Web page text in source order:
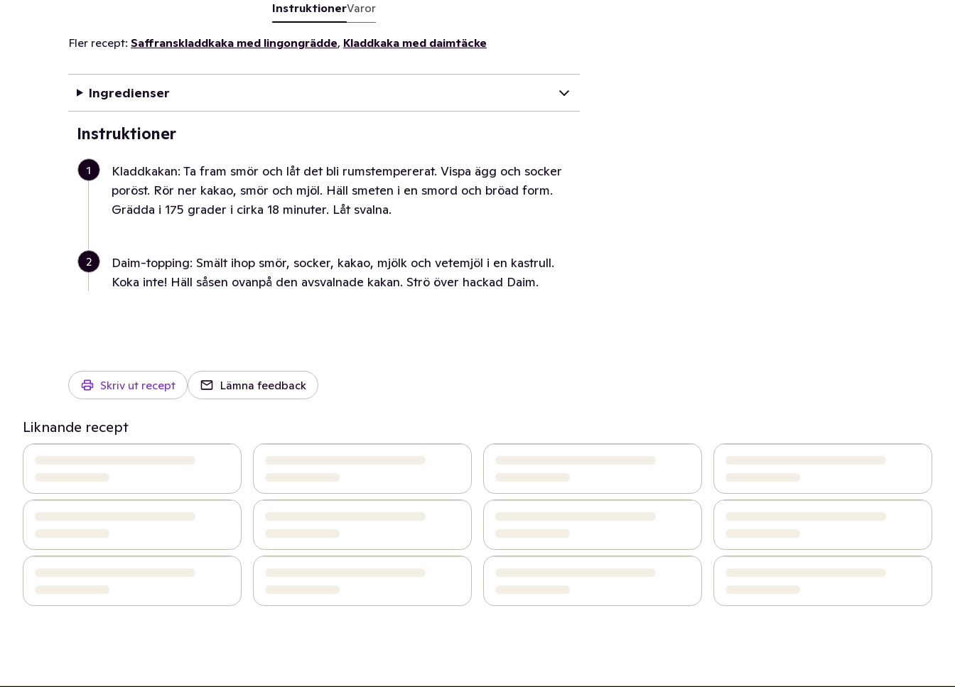
InstruktionerVaror
Fler recept: Saffranskladdkaka med lingongrädde, Kladdkaka med daimtäcke
Ingredienser
Instruktioner
1
Kladdkakan: Ta fram smör och låt det bli rumstempererat. Vispa ägg och socker
poröst. Rör ner kakao, smör och mjöl. Häll smeten i en smord och bröad form.
Grädda i 175 grader i cirka 18 minuter. Låt svalna.
2
Daim-topping: Smält ihop smör, socker, kakao, mjölk och vetemjöl i en kastrull.
Koka inte! Häll såsen ovanpå den avsvalnade kakan. Strö över hackad Daim.
Skriv ut recept Lämna feedback
Liknande recept